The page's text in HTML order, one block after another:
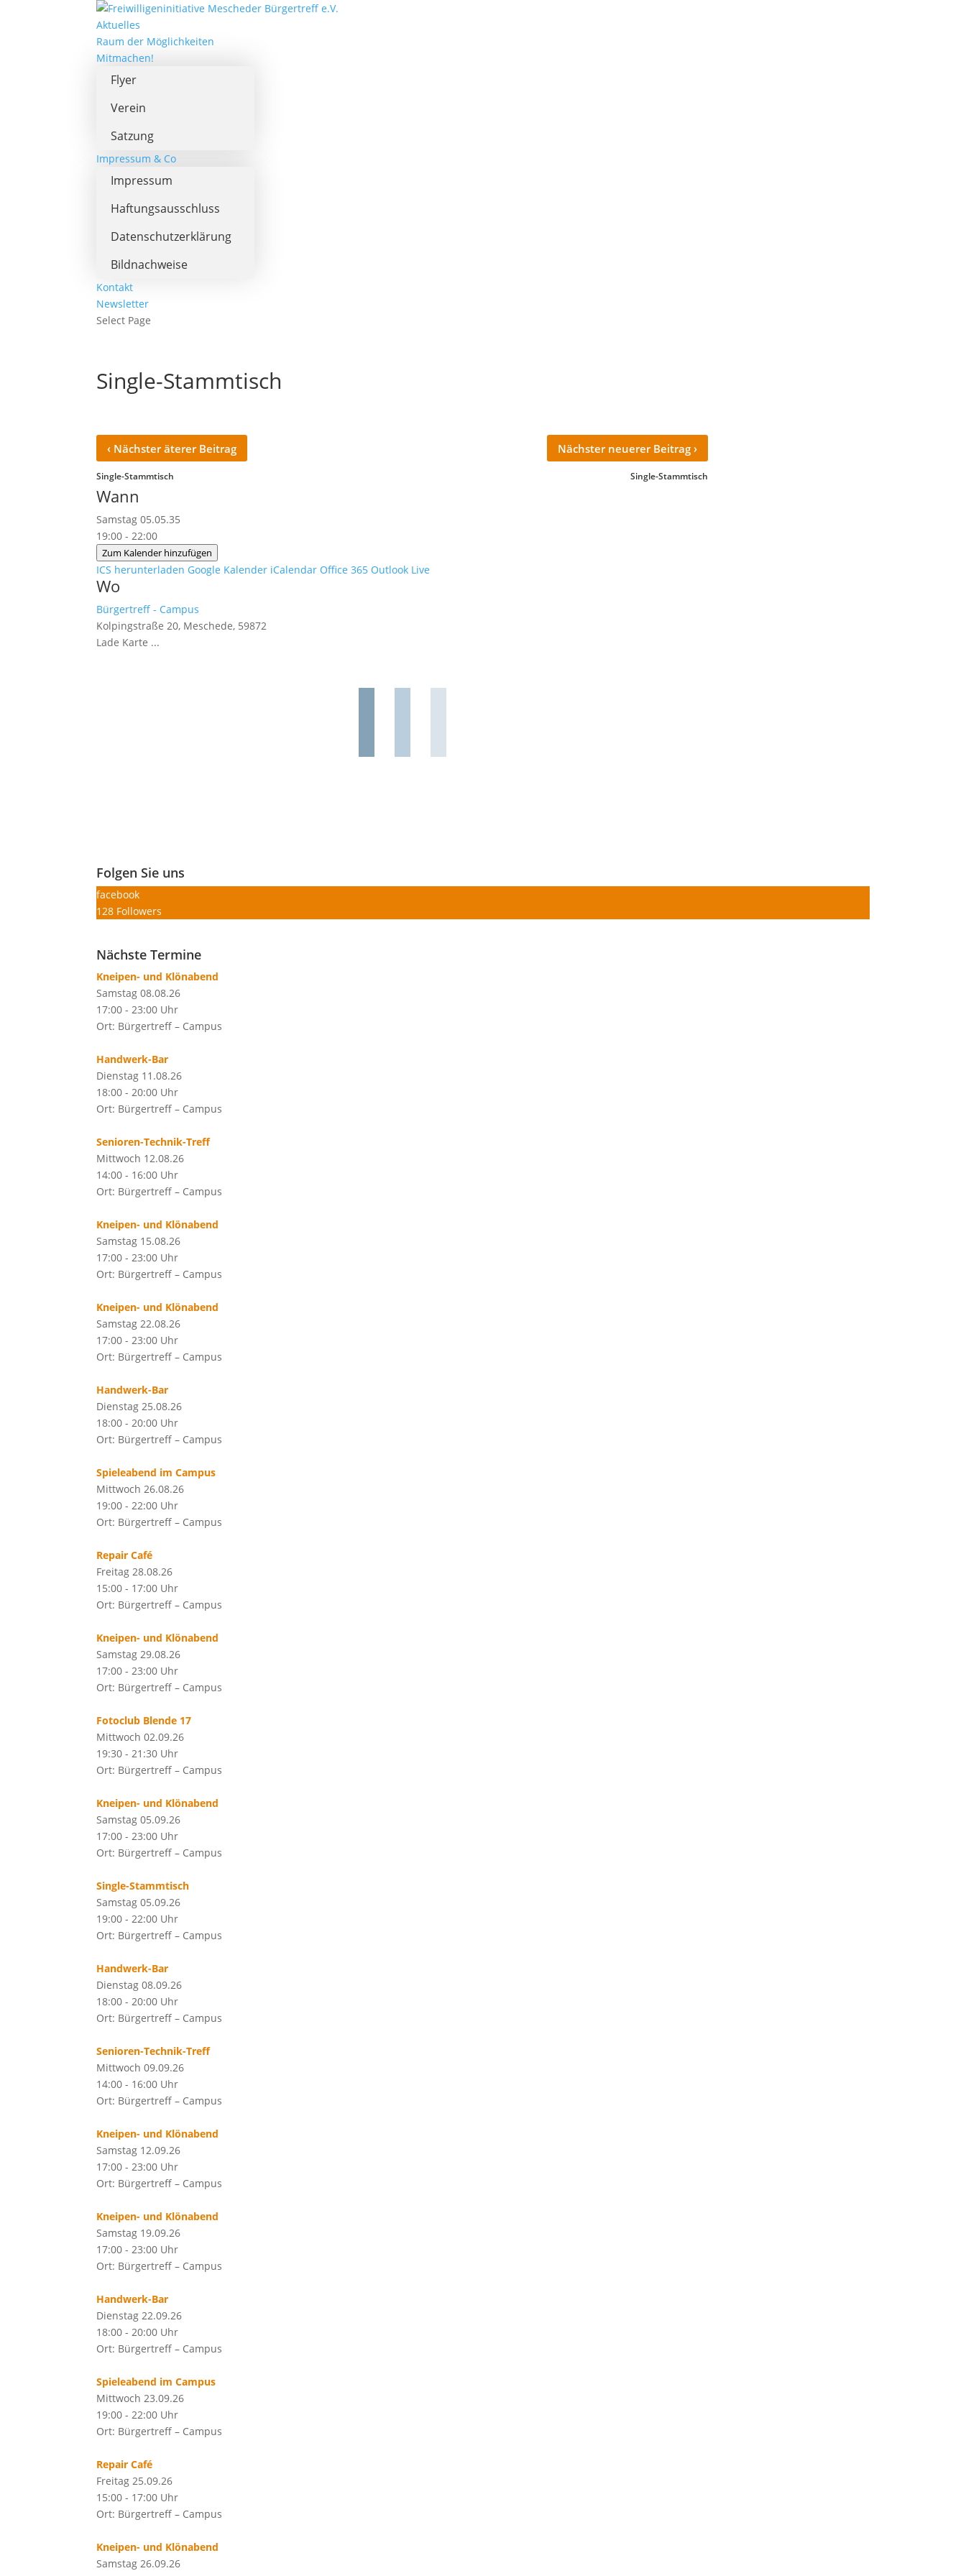
Aktuelles
Raum der Möglichkeiten
Mitmachen!
Flyer
Verein
Satzung
Impressum & Co
Impressum
Haftungsausschluss
Datenschutzerklärung
Bildnachweise
Kontakt
Newsletter
Select Page
Single-Stammtisch
‹ Nächster äterer Beitrag
Single-Stammtisch
Nächster neuerer Beitrag›
Single-Stammtisch
Wann
Samstag 05.05.35
19:00 - 22:00
Zum Kalender hinzufügen
ICS herunterladen Google Kalender iCalendar Office 365 Outlook Live
Wo
Bürgertreff - Campus
Kolpingstraße 20, Meschede, 59872
Lade Karte ...
Folgen Sie uns
facebook
128 Followers
Nächste Termine
Kneipen- und Klönabend
Samstag 08.08.26
17:00 - 23:00 Uhr
Ort: Bürgertreff – Campus
Handwerk-Bar
Dienstag 11.08.26
18:00 - 20:00 Uhr
Ort: Bürgertreff – Campus
Senioren-Technik-Treff
Mittwoch 12.08.26
14:00 - 16:00 Uhr
Ort: Bürgertreff – Campus
Kneipen- und Klönabend
Samstag 15.08.26
17:00 - 23:00 Uhr
Ort: Bürgertreff – Campus
Kneipen- und Klönabend
Samstag 22.08.26
17:00 - 23:00 Uhr
Ort: Bürgertreff – Campus
Handwerk-Bar
Dienstag 25.08.26
18:00 - 20:00 Uhr
Ort: Bürgertreff – Campus
Spieleabend im Campus
Mittwoch 26.08.26
19:00 - 22:00 Uhr
Ort: Bürgertreff – Campus
Repair Café
Freitag 28.08.26
15:00 - 17:00 Uhr
Ort: Bürgertreff – Campus
Kneipen- und Klönabend
Samstag 29.08.26
17:00 - 23:00 Uhr
Ort: Bürgertreff – Campus
Fotoclub Blende 17
Mittwoch 02.09.26
19:30 - 21:30 Uhr
Ort: Bürgertreff – Campus
Kneipen- und Klönabend
Samstag 05.09.26
17:00 - 23:00 Uhr
Ort: Bürgertreff – Campus
Single-Stammtisch
Samstag 05.09.26
19:00 - 22:00 Uhr
Ort: Bürgertreff – Campus
Handwerk-Bar
Dienstag 08.09.26
18:00 - 20:00 Uhr
Ort: Bürgertreff – Campus
Senioren-Technik-Treff
Mittwoch 09.09.26
14:00 - 16:00 Uhr
Ort: Bürgertreff – Campus
Kneipen- und Klönabend
Samstag 12.09.26
17:00 - 23:00 Uhr
Ort: Bürgertreff – Campus
Kneipen- und Klönabend
Samstag 19.09.26
17:00 - 23:00 Uhr
Ort: Bürgertreff – Campus
Handwerk-Bar
Dienstag 22.09.26
18:00 - 20:00 Uhr
Ort: Bürgertreff – Campus
Spieleabend im Campus
Mittwoch 23.09.26
19:00 - 22:00 Uhr
Ort: Bürgertreff – Campus
Repair Café
Freitag 25.09.26
15:00 - 17:00 Uhr
Ort: Bürgertreff – Campus
Kneipen- und Klönabend
Samstag 26.09.26